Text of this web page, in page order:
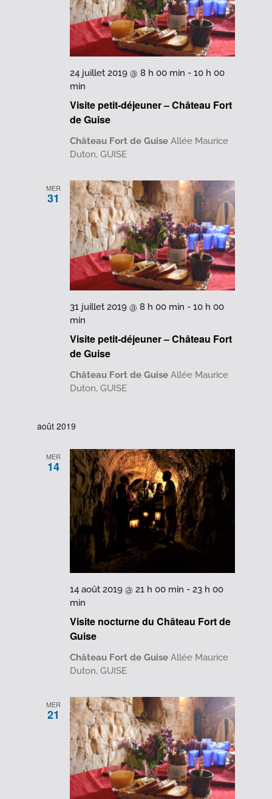
Visite petit-déjeuner – Château Fort
de Guise
24 juillet 2019 @ 8 h 00 min -10 h 00
min
Château Fort de GuiseAllée Maurice
Duton, GUISE
MER
31
Visite petit-déjeuner – Château Fort
de Guise
31 juillet 2019 @ 8 h 00 min -10 h 00
min
Château Fort de GuiseAllée Maurice
Duton, GUISE
août 2019
MER
14
Visite nocturne du Château Fort de
Guise
14 août 2019 @ 21 h 00 min -23 h 00
min
Château Fort de GuiseAllée Maurice
Duton, GUISE
MER
21